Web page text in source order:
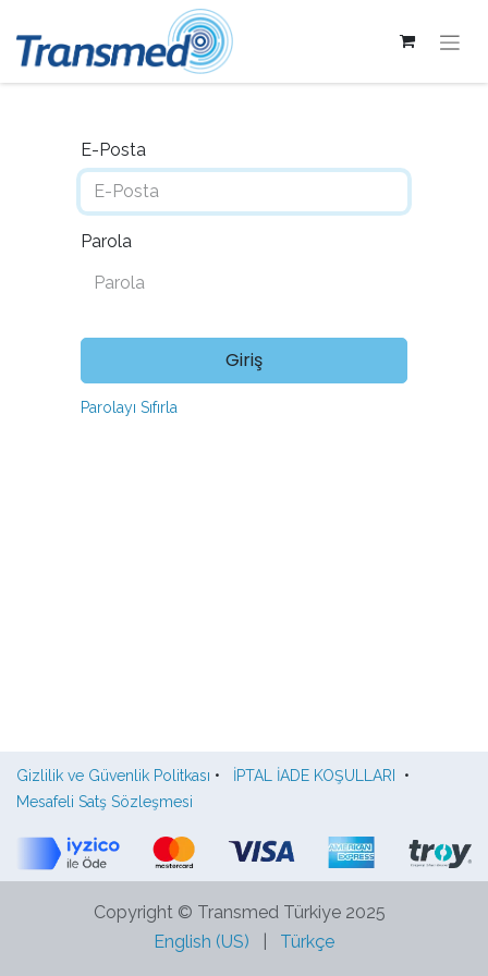
E-Posta
Parola
Giriş
Parolayı Sıfırla
Gizlilik ve Güvenlik Politkası • İPTAL İADE KOŞULLARI
•
Mesafeli Satş Sözleşmesi
Copyright © Transmed Türkiye 2025
English (US)
Türkçe